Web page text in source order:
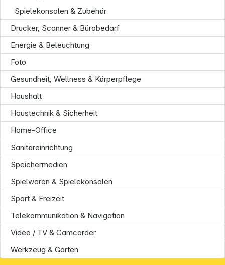
Spielekonsolen & Zubehör
Drucker, Scanner & Bürobedarf
Energie & Beleuchtung
Foto
Gesundheit, Wellness & Körperpflege
Haushalt
Haustechnik & Sicherheit
Home-Office
Sanitäreinrichtung
Speichermedien
Spielwaren & Spielekonsolen
Sport & Freizeit
Telekommunikation & Navigation
Video / TV & Camcorder
Werkzeug & Garten
Informationen